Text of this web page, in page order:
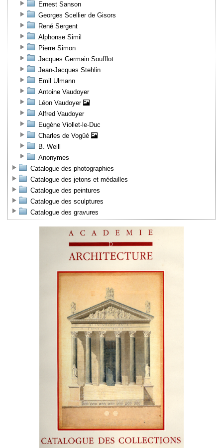
Ernest Sanson
Georges Scellier de Gisors
René Sergent
Alphonse Simil
Pierre Simon
Jacques Germain Soufflot
Jean-Jacques Stehlin
Emil Ulmann
Antoine Vaudoyer
Léon Vaudoyer
Alfred Vaudoyer
Eugène Viollet-le-Duc
Charles de Vogüé
B. Weill
Anonymes
Catalogue des photographies
Catalogue des jetons et médailles
Catalogue des peintures
Catalogue des sculptures
Catalogue des gravures